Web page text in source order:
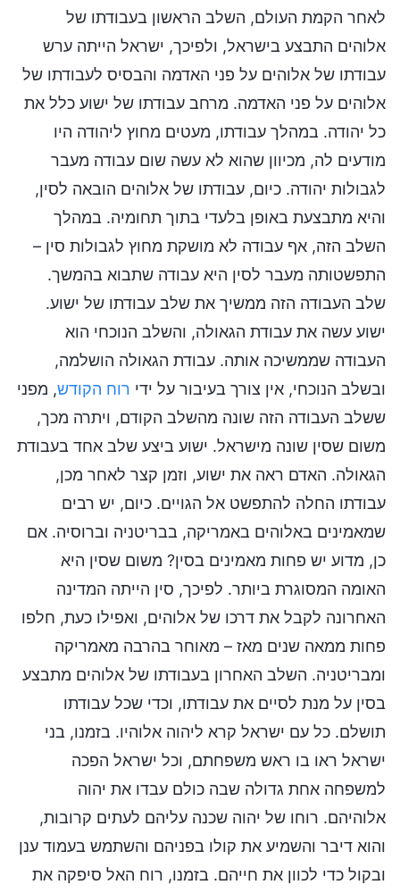
לאחר הקמת העולם, השלב הראשון בעבודתו של
אלוהים התבצע בישראל, ולפיכך, ישראל הייתה ערש
עבודתו של אלוהים על פני האדמה והבסיס לעבודתו של
אלוהים על פני האדמה. מרחב עבודתו של ישוע כלל את
כל יהודה. במהלך עבודתו, מעטים מחוץ ליהודה היו
מודעים לה, מכיוון שהוא לא עשה שום עבודה מעבר
לגבולות יהודה. כיום, עבודתו של אלוהים הובאה לסין,
והיא מתבצעת באופן בלעדי בתוך תחומיה. במהלך
השלב הזה, אף עבודה לא מושקת מחוץ לגבולות סין –
התפשטותה מעבר לסין היא עבודה שתבוא בהמשך.
שלב העבודה הזה ממשיך את שלב עבודתו של ישוע.
ישוע עשה את עבודת הגאולה, והשלב הנוכחי הוא
העבודה שממשיכה אותה. עבודת הגאולה הושלמה,
ובשלב הנוכחי, אין צורך בעיבור על ידי רוח הקודש, מפני
ששלב העבודה הזה שונה מהשלב הקודם, ויתרה מכך,
משום שסין שונה מישראל. ישוע ביצע שלב אחד בעבודת
הגאולה. האדם ראה את ישוע, וזמן קצר לאחר מכן,
עבודתו החלה להתפשט אל הגויים. כיום, יש רבים
שמאמינים באלוהים באמריקה, בבריטניה וברוסיה. אם
כן, מדוע יש פחות מאמינים בסין? משום שסין היא
האומה המסוגרת ביותר. לפיכך, סין הייתה המדינה
האחרונה לקבל את דרכו של אלוהים, ואפילו כעת, חלפו
פחות ממאה שנים מאז – מאוחר בהרבה מאמריקה
ומבריטניה. השלב האחרון בעבודתו של אלוהים מתבצע
בסין על מנת לסיים את עבודתו, וכדי שכל עבודתו
תושלם. כל עם ישראל קרא ליהוה אלוהיו. בזמנו, בני
ישראל ראו בו ראש משפחתם, וכל ישראל הפכה
למשפחה אחת גדולה שבה כולם עבדו את יהוה
אלוהיהם. רוחו של יהוה שכנה עליהם לעתים קרובות,
והוא דיבר והשמיע את קולו בפניהם והשתמש בעמוד ענן
ובקול כדי לכוון את חייהם. בזמנו, רוח האל סיפקה את